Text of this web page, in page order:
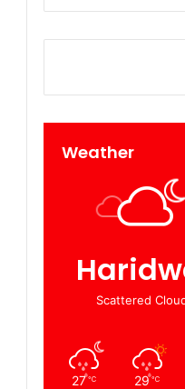
Weather
Scattered
27 ℃ 29 ℃